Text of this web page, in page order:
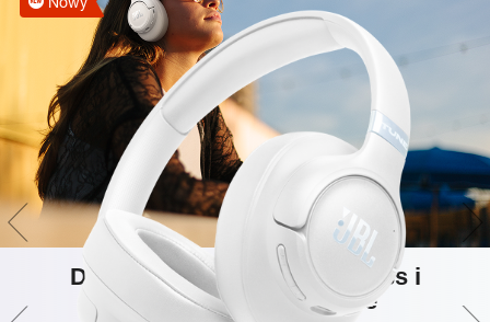
Dźwięk Hi-Res JBL Pure Bass i
przestrzenne brzmienie